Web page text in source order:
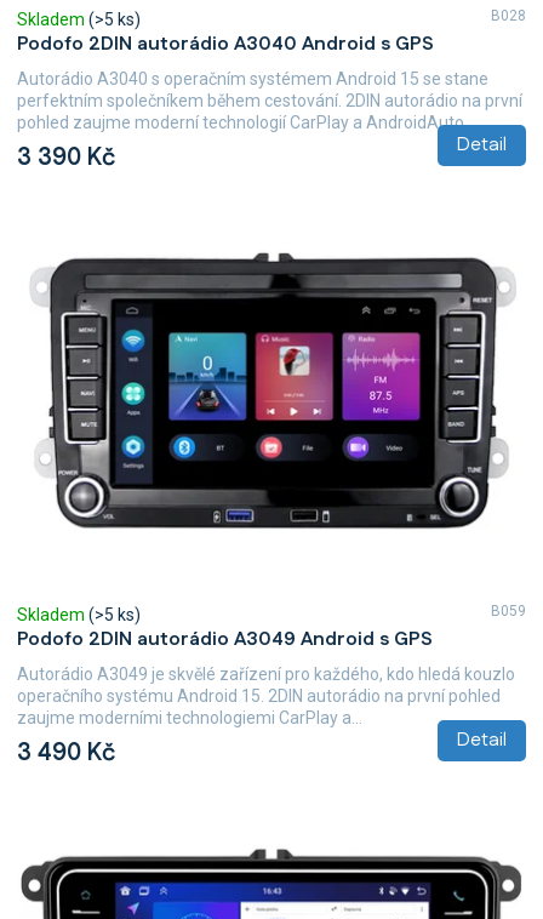
Podofo 2DIN autorádio A3040 Android s GPS
Skladem (>5 ks)
3 390 Kč Detail
Autorádio A3040 s operačním systémem Android 15 se stane
perfektním společníkem během cestování. 2DIN autorádio na první
pohled zaujme moderní technologií CarPlay a AndroidAuto,...
B028
Podofo 2DIN autorádio A3049 Android s GPS
Skladem (>5 ks)
3 490 Kč Detail
Autorádio A3049 je skvělé zařízení pro každého, kdo hledá kouzlo
operačního systému Android 15. 2DIN autorádio na první pohled
zaujme moderními technologiemi CarPlay a...
B059